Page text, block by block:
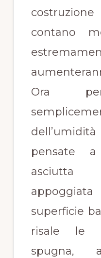
contano
Ora
pensate
superficie
risale le
spugna,